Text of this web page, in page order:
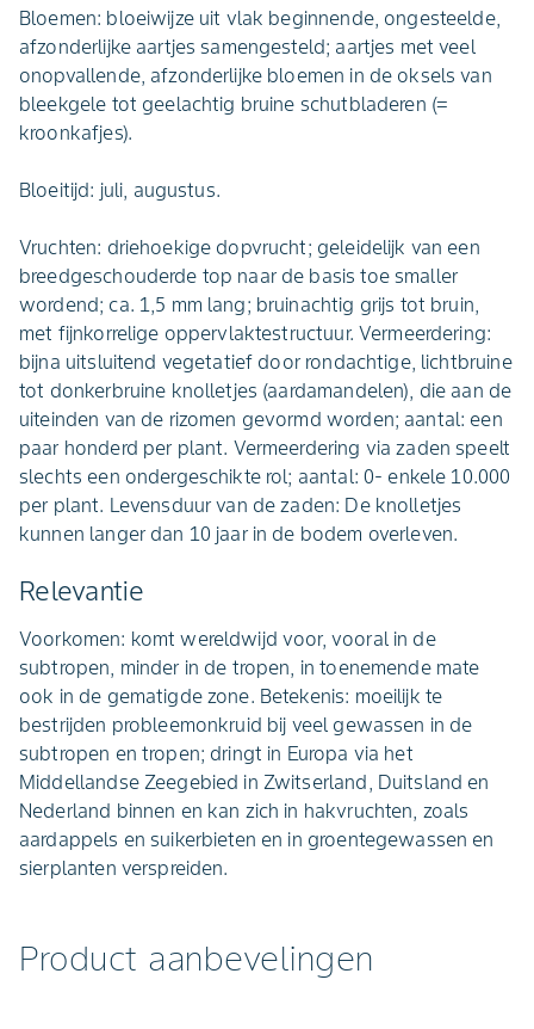
Bloemen: bloeiwijze uit vlak beginnende, ongesteelde,
afzonderlijke aartjes samengesteld; aartjes met veel
onopvallende, afzonderlijke bloemen in de oksels van
bleekgele tot geelachtig bruine schutbladeren (=
kroonkafjes).
Bloeitijd: juli, augustus.
Vruchten: driehoekige dopvrucht; geleidelijk van een
breedgeschouderde top naar de basis toe smaller
wordend; ca. 1,5 mm lang; bruinachtig grijs tot bruin,
met fijnkorrelige oppervlaktestructuur. Vermeerdering:
bijna uitsluitend vegetatief door rondachtige, lichtbruine
tot donkerbruine knolletjes (aardamandelen), die aan de
uiteinden van de rizomen gevormd worden; aantal: een
paar honderd per plant. Vermeerdering via zaden speelt
slechts een ondergeschikte rol; aantal: 0- enkele 10.000
per plant. Levensduur van de zaden: De knolletjes
kunnen langer dan 10 jaar in de bodem overleven.
Relevantie
Voorkomen: komt wereldwijd voor, vooral in de
subtropen, minder in de tropen, in toenemende mate
ook in de gematigde zone. Betekenis: moeilijk te
bestrijden probleemonkruid bij veel gewassen in de
subtropen en tropen; dringt in Europa via het
Middellandse Zeegebied in Zwitserland, Duitsland en
Nederland binnen en kan zich in hakvruchten, zoals
aardappels en suikerbieten en in groentegewassen en
sierplanten verspreiden.
Product aanbevelingen